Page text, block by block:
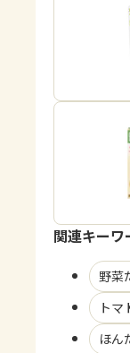
関連キーワ
野菜
トマ
ほん